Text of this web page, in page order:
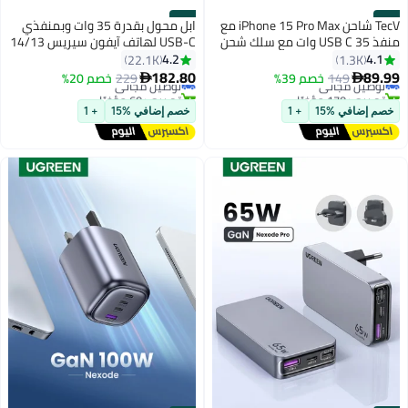
#25 TecV شاحن iPhone 15 Pro Max مع
منفذ USB C 35 وات مع سلك شحن
لهاتف iPhone 15 Pro max/15
Pro/15 plus/15 وSamsung S24
وجميع الهواتف المحمولة / علامات
التبويب USB C
4.1
1.3K
89.99
149 خصم 39%توصيل مجاني
تم بيع +170 مؤخرًا
توصيل مجاني
خصم إضافي %15 + 1
#26 ابل محول بقدرة 35 وات وبمنفذي
USB-C لهاتف آيفون سيريس 14/13
أبيض4.2
22.1K
182.80
229 خصم 20% توصيل مجاني
تم بيع +60 مؤخرًا
توصيل مجاني
خصم إضافي %15 + 1